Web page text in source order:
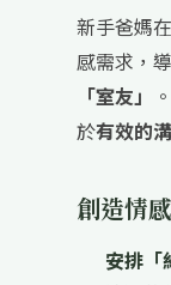
新手爸媽
感需求，
「室友」
於有效的
創造情
安排「